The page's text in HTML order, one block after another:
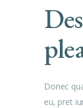
Donec
eu, pret